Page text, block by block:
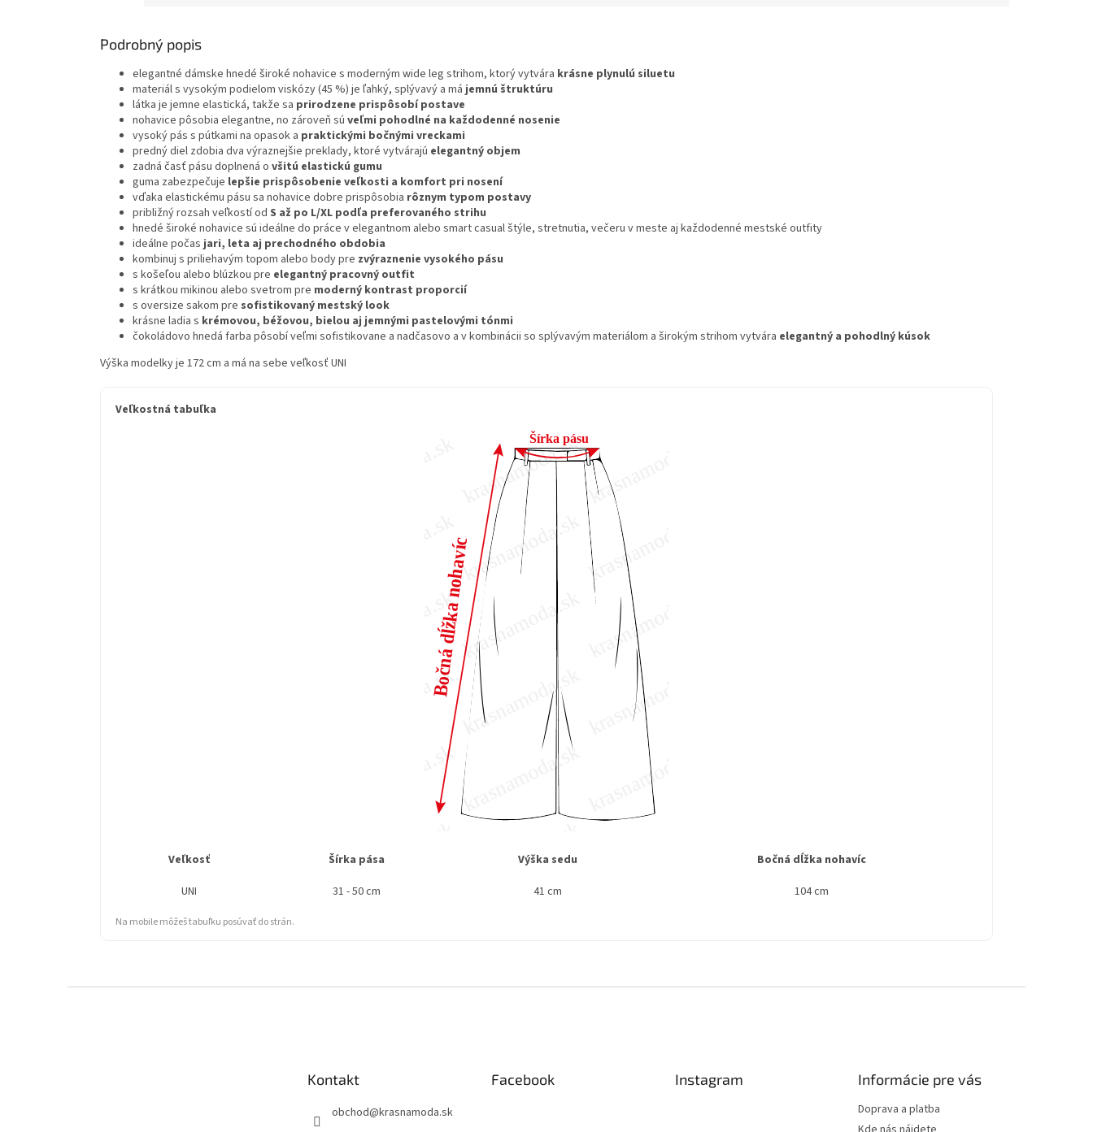
Podrobný popis
elegantné dámske hnedé široké nohavice s moderným wide leg strihom, ktorý vytvára krásne plynulú siluetu
materiál s vysokým podielom viskózy (45 %) je ľahký, splývavý a májemnú štruktúru
látka je jemne elastická, takže sa prirodzene prispôsobí postave
nohavice pôsobia elegantne, no zároveň sú veľmi pohodlné na každodenné nosenie
vysoký pás s pútkami na opasok a praktickými bočnými vreckami
predný diel zdobia dva výraznejšie preklady, ktoré vytvárajú elegantný objem
zadná časť pásu doplnená o všitú elastickú gumu
guma zabezpečuje lepšie prispôsobenie veľkosti a komfort pri nosení
vďaka elastickému pásu sa nohavice dobre prispôsobia rôznym typom postavy
približný rozsah veľkostí od S až po L/XL podľa preferovaného strihu
hnedé široké nohavice sú ideálne do práce v elegantnom alebo smart casual štýle, stretnutia, večeru v meste aj každodenné mestské outfity
ideálne počasjari, leta aj prechodného obdobia
kombinuj s priliehavým topom alebo body pre zvýraznenie vysokého pásu
s košeľou alebo blúzkou pre elegantný pracovný outfit
s krátkou mikinou alebo svetrom pre moderný kontrast proporcií
s oversize sakom pre sofistikovaný mestský look
krásne ladia s krémovou, béžovou, bielou aj jemnými pastelovými tónmi
čokoládovo hnedá farba pôsobí veľmi sofistikovane a nadčasovo a v kombinácii so splývavým materiálom a širokým strihom vytvára elegantný a pohodlný kúsok
Výška modelky je 172 cm a má na sebe veľkosť UNI
Veľkostná tabuľka
Veľkosť Šírka pása Výška sedu
Bočná dĺžka nohavíc
UNI
31 - 50 cm 41 cm 104 cm
Na mobile môžeš tabuľku posúvať do strán.
Kontakt
obchod@krasnamoda.sk
Facebook Instagram Informácie pre vás
Doprava a platba